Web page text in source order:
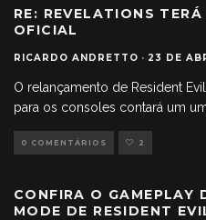
RE: REVELATIONS
OFICIAL
RICARDO ANDRETTO · 23 DE
O relançamento de Resident
para os consoles contará um
0 COMENTÁRIOS 2
CONFIRA O GAMEPLAY
MODE DE RESIDENT